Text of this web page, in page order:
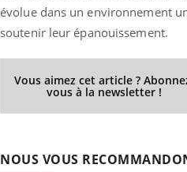
évolue dans un environnement
soutenir leur épanouissement.
Vous aimez cet article ?
vous à la newsletter !
NOUS VOUS